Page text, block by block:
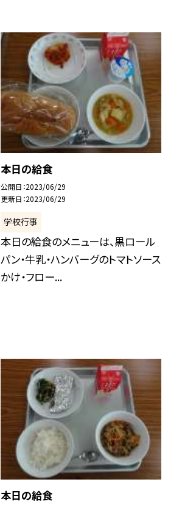
本日の給食
公開日 2023/06/29
更新日 2023/06/29
学校行事
本日の給食のメニューは、黒ロール
パン・牛乳・ハンバーグのトマトソース
かけ・フロー...
本日の給食